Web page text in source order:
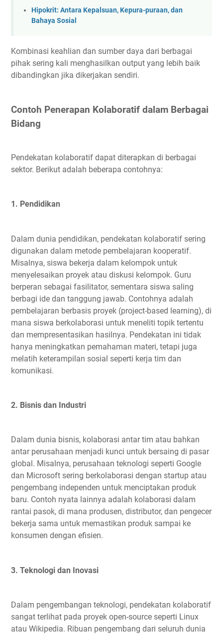
Hipokrit: Antara Kepalsuan, Kepura-puraan, dan
Bahaya Sosial
Kombinasi keahlian dan sumber daya dari berbagai
pihak sering kali menghasilkan output yang lebih baik
dibandingkan jika dikerjakan sendiri.
Contoh Penerapan Kolaboratif dalam Berbagai
Bidang
Pendekatan kolaboratif dapat diterapkan di berbagai
sektor. Berikut adalah beberapa contohnya:
1. Pendidikan
Dalam dunia pendidikan, pendekatan kolaboratif sering
digunakan dalam metode pembelajaran kooperatif.
Misalnya, siswa bekerja dalam kelompok untuk
menyelesaikan proyek atau diskusi kelompok. Guru
berperan sebagai fasilitator, sementara siswa saling
berbagi ide dan tanggung jawab. Contohnya adalah
pembelajaran berbasis proyek (project-based learning), di
mana siswa berkolaborasi untuk meneliti topik tertentu
dan mempresentasikan hasilnya. Pendekatan ini tidak
hanya meningkatkan pemahaman materi, tetapi juga
melatih keterampilan sosial seperti kerja tim dan
komunikasi.
2. Bisnis dan Industri
Dalam dunia bisnis, kolaborasi antar tim atau bahkan
antar perusahaan menjadi kunci untuk bersaing di pasar
global. Misalnya, perusahaan teknologi seperti Google
dan Microsoft sering berkolaborasi dengan startup atau
pengembang independen untuk menciptakan produk
baru. Contoh nyata lainnya adalah kolaborasi dalam
rantai pasok, di mana produsen, distributor, dan pengecer
bekerja sama untuk memastikan produk sampai ke
konsumen dengan efisien.
3. Teknologi dan Inovasi
Dalam pengembangan teknologi, pendekatan kolaboratif
sangat terlihat pada proyek open-source seperti Linux
atau Wikipedia. Ribuan pengembang dari seluruh dunia